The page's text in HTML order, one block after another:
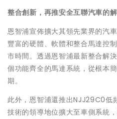
整合創新，再推安全互聯汽車的
恩智浦宣佈擴大其領先業界的汽
豐富的硬體、軟體和整合馬達控
市時間。透過恩智浦最新整合解
個功能齊全的馬達系統，從根本
期。
此外，恩智浦還推出NJJ29C0低
技術的領導地位擴大至車側系統